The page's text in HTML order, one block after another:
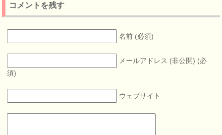
コメントを残す
名前 (必須)
メールアドレス (非公開) (必
須)
ウェブサイト